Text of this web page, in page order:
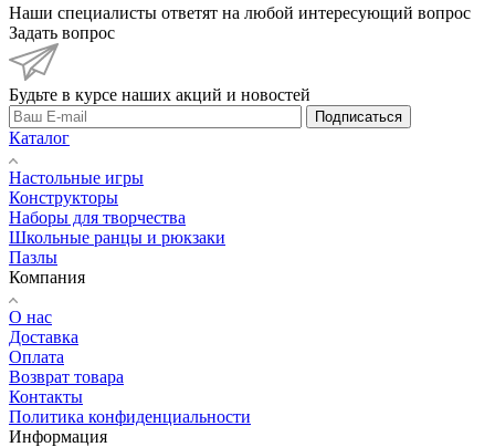
Наши специалисты ответят на любой интересующий вопрос
Задать вопрос
Будьте в курсе наших акций и новостей
Подписаться
Каталог
Настольные игры
Конструкторы
Наборы для творчества
Школьные ранцы и рюкзаки
Пазлы
Компания
О нас
Доставка
Оплата
Возврат товара
Контакты
Политика конфиденциальности
Информация